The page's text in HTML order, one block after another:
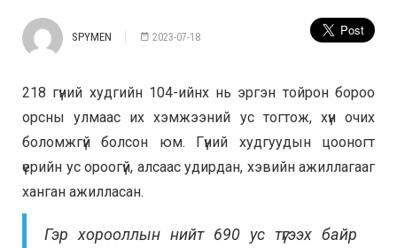
SPYMEN 2023-07-18
218 гүний худгийн 104-ийнх нь эргэн тойрон бороо
орсны улмаас их хэмжээний ус тогтож, хүн очих
боломжгүй болсон юм. Гүний худгуудын цооногт
үерийн ус ороогүй, алсаас удирдан, хэвийн ажиллагааг
ханган ажилласан.
Гэр хорооллын нийт 690 ус түгээх байр